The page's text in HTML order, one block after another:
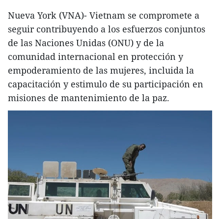
Nueva York (VNA)- Vietnam se compromete a
seguir contribuyendo a los esfuerzos conjuntos
de las Naciones Unidas (ONU) y de la
comunidad internacional en protección y
empoderamiento de las mujeres, incluida la
capacitación y estimulo de su participación en
misiones de mantenimiento de la paz.